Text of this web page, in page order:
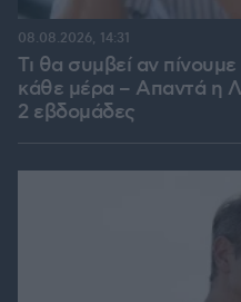
Τι θα συμβεί αν
κάθε μέρα – Απαντά η
2 εβδομάδες
08.08.2026, 14:31